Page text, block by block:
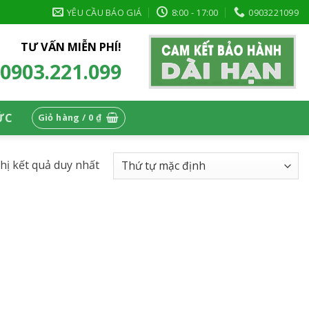
YÊU CẦU BÁO GIÁ 8:00 - 17:00 0903221099
TƯ VẤN MIỄN PHÍ!
0903.221.099
Giỏ hàng / 0 ₫
kết quả duy nhất